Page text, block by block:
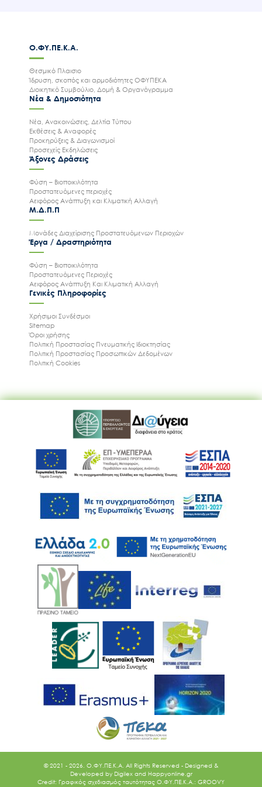
Ακολουθήστε μας
Ο.ΦΥ.ΠΕ.Κ.Α.
Θεσμικό Πλαισιο
Ίδρυση, σκοπός και αρμοδιότητες ΟΦΥΠΕΚΑ
Διοικητικό Συμβούλιο, Δομή & Οργανόγραμμα
Νέα & Δημοσιότητα
Νέα, Ανακοινώσεις, Δελτία Τύπου
Εκθέσεις & Αναφορές
Προκηρύξεις & Διαγωνισμοί
Προσεχείς Εκδηλώσεις
Άξονες Δράσεις
Φύση – Βιοποικιλότητα
Προστατευόμενες περιοχές
Αειφόρος Ανάπτυξη και Κλιματική Αλλαγή
Μ.Δ.Π.Π
Μονάδες Διαχείρισης Προστατευόμενων Περιοχών
Έργα / Δραστηριότητα
Φύση – Βιοποικιλότητα
Προστατευόμενες Περιοχές
Αειφόρος Ανάπτυξη Και Κλιματική Αλλαγή
Γενικές Πληροφορίες
Χρήσιμοι Συνδέσμοι
Sitemap
Όροι χρήσης
Πολιτική Προστασίας Πνευματικής Ιδιοκτησίας
Πολιτική Προστασίας Προσωπικών Δεδομένων
Πολιτική Cookies
© 2021 - 2026. O.ΦΥ.ΠΕ.Κ.Α. All Rights Reserved - Designed &
Developed by Digilex and Happyonline.gr
Credit: Γραφικός σχεδιασμός ταυτότητας Ο.ΦΥ.ΠΕ.Κ.Α.: GROOVY